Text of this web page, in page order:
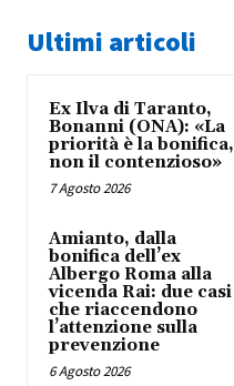
Ultimi articoli
Ex Ilva di Taranto,
Bonanni (ONA): «La
priorità è la bonifica,
non il contenzioso»
7 Agosto 2026
Amianto, dalla
bonifica dell’ex
Albergo Roma alla
vicenda Rai: due casi
che riaccendono
l’attenzione sulla
prevenzione
6 Agosto 2026